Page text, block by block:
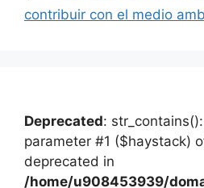
contribuir con el medio
Deprecated:
parameter #1 ($haystack)
deprecated in
/home/u908453939/